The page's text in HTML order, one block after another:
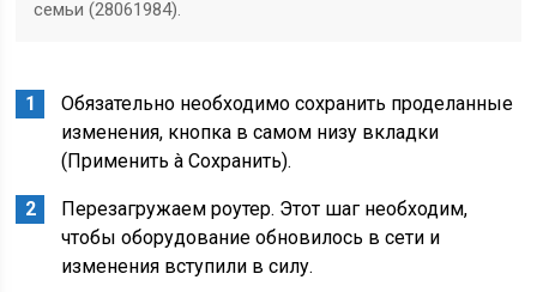
семьи (28061984).
Обязательно необходимо сохранить проделанные
изменения, кнопка в самом низу вкладки
(Применить à Сохранить).
Перезагружаем роутер. Этот шаг необходим,
чтобы оборудование обновилось в сети и
изменения вступили в силу.